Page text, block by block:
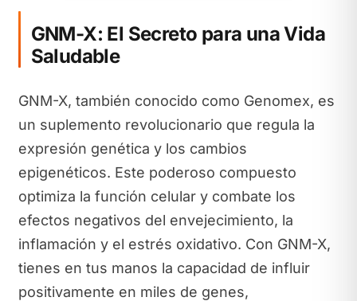
GNM-X: El Secreto para una Vida
Saludable
GNM-X, también conocido como Genomex, es
un suplemento revolucionario que regula la
expresión genética y los cambios
epigenéticos. Este poderoso compuesto
optimiza la función celular y combate los
efectos negativos del envejecimiento, la
inflamación y el estrés oxidativo. Con GNM-X,
tienes en tus manos la capacidad de influir
positivamente en miles de genes,